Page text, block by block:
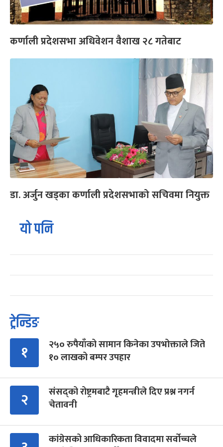
कर्णाली प्रदेशसभा अधिवेशन वैशाख २८ गतेबाट
डा. अर्जुन खड्का कर्णाली प्रदेशसभाको सचिवमा नियुक्त
यो पनि
ट्रेन्डिङ
१
२५० रुपैयाँको सामान किनेका उपभोक्ताले जिते
१० लाखको बम्पर उपहार
२
संसद्को रोष्ट्रमबाटै गृहमन्त्रीले दिए प्रश्न नगर्न
चेतावनी
कांग्रेसको आधिकारिकता विवादमा सर्वोच्चले